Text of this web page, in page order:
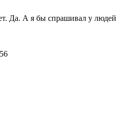
Да. А я бы спрашивал у людей